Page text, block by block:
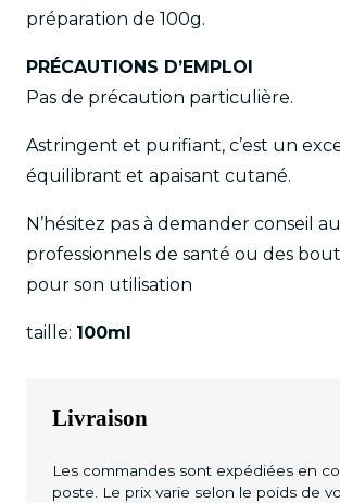
préparation de 100g.
PRÉCAUTIONS D’EMPLOI
Pas de précaution particulière.
Astringent et purifiant, c’est un
équilibrant et apaisant cutané.
N’hésitez pas à demander conseil
professionnels de santé ou des
pour son utilisation
taille: 100ml
Livraison
Les commandes sont expédiées en
poste. Le prix varie selon le poids de